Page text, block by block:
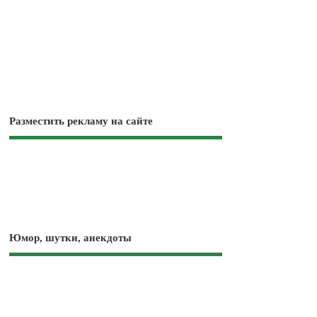
Разместить рекламу на сайте
Юмор, шутки, анекдоты